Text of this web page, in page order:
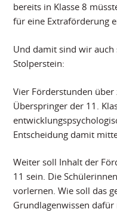
bereits in Klasse 8
für eine Extraförderung
Und damit sind wir auch
Stolperstein:
Vier Förderstunden
Überspringer der 11.
Entscheidung damit
Weiter soll Inhalt der
11 sein. Die
vorlernen. Wie soll das
Grundlagenwissen